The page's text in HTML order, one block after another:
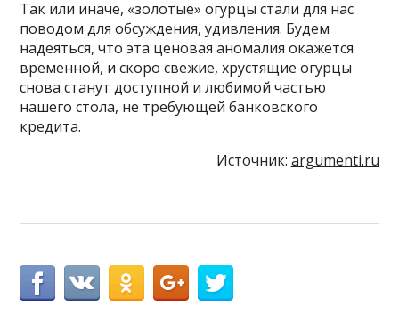
Так или иначе, «золотые» огурцы стали для нас
поводом для обсуждения, удивления. Будем
надеяться, что эта ценовая аномалия окажется
временной, и скоро свежие, хрустящие огурцы
снова станут доступной и любимой частью
нашего стола, не требующей банковского
кредита.
Источник: argumenti.ru